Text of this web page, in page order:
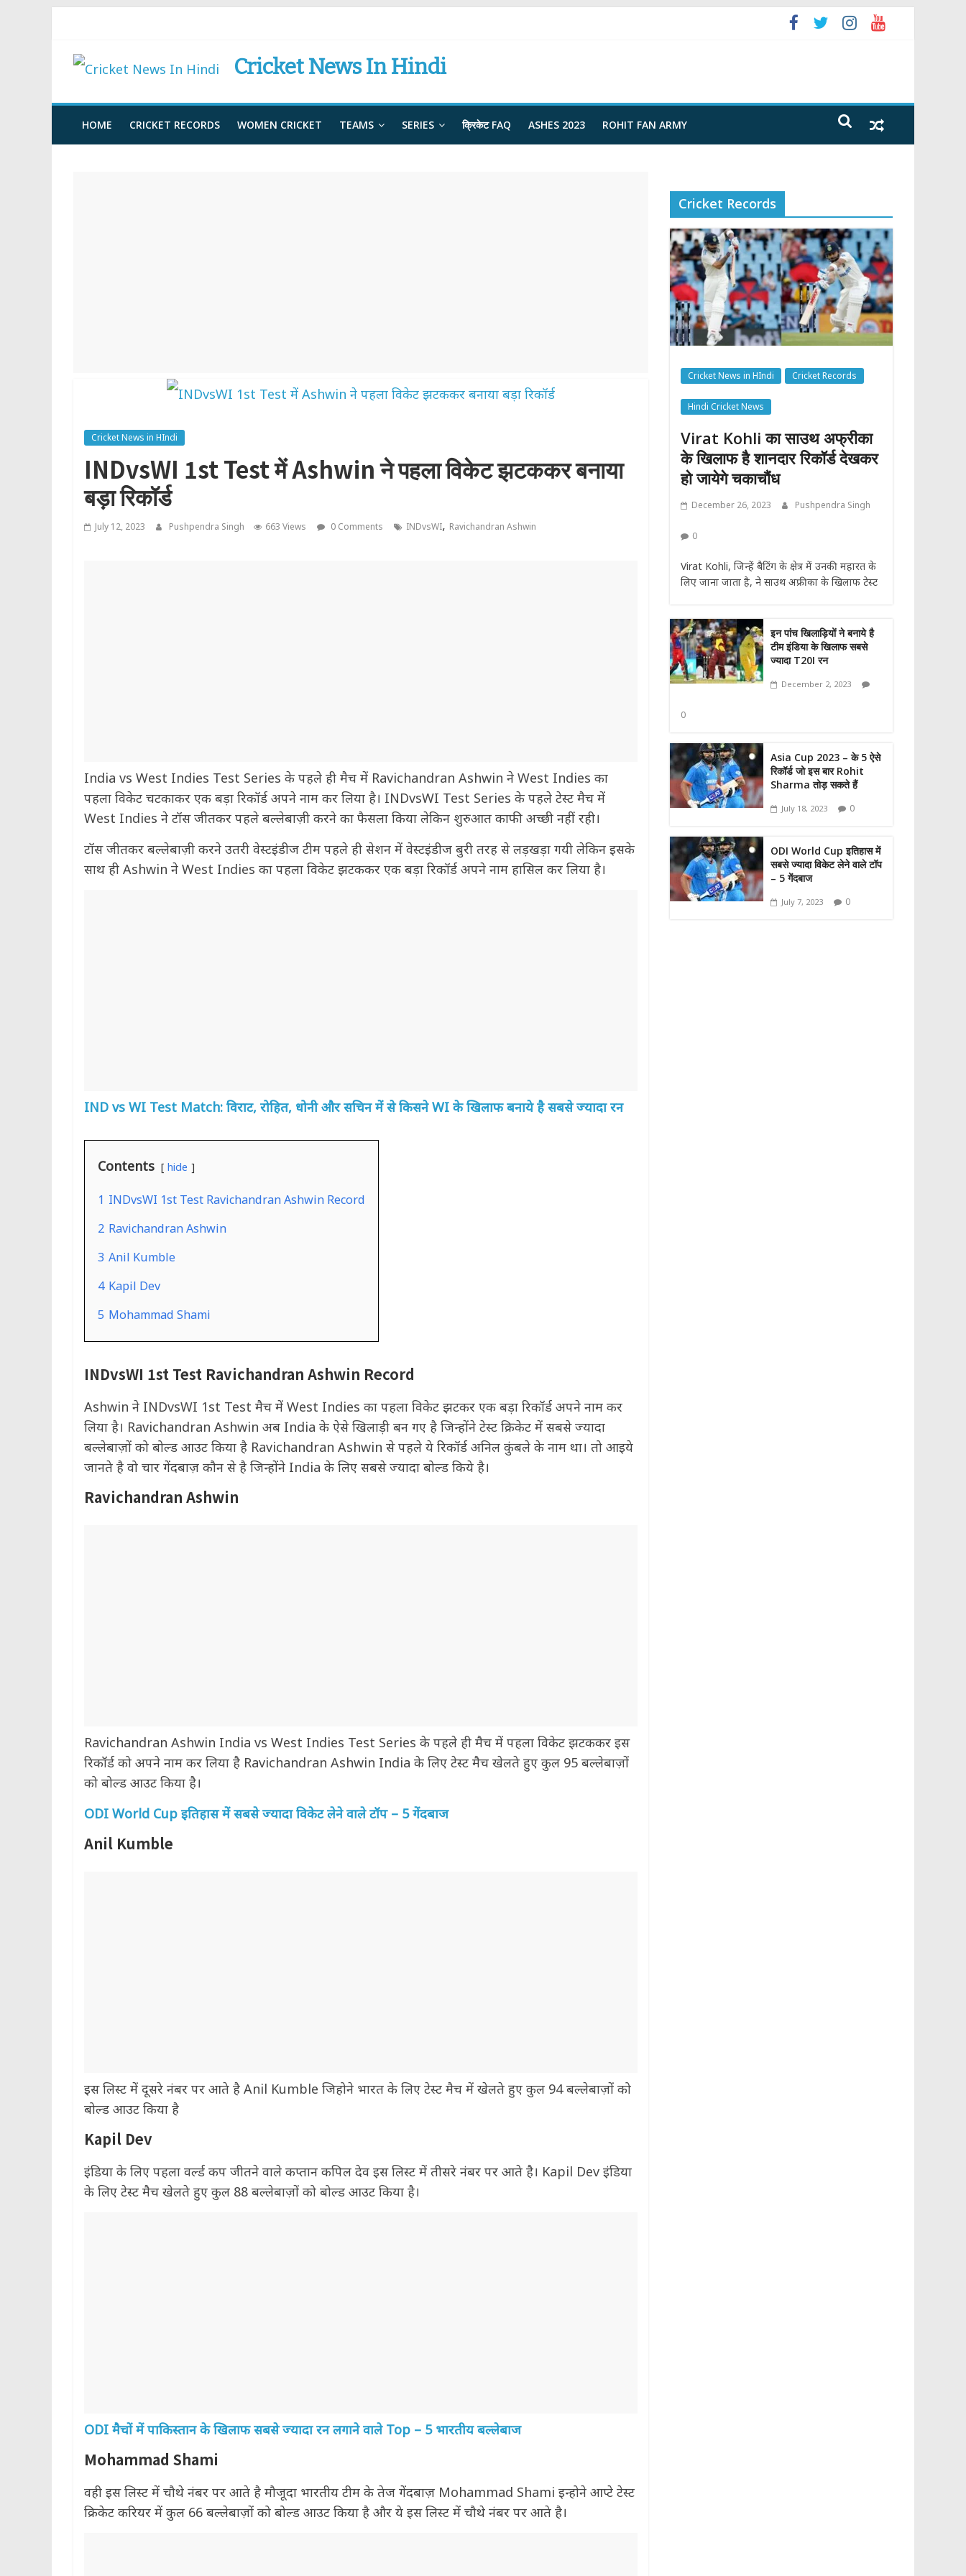
Cricket News In Hindi
HOME CRICKET RECORDS WOMEN CRICKET TEAMS SERIES क्रिकेट FAQ ASHES 2023 ROHIT FAN ARMY
Cricket News in HIndi
INDvsWI 1st Test में Ashwin ने पहला विकेट झटककर बनाया
बड़ा रिकॉर्ड
July 12, 2023 Pushpendra Singh 663 Views 0 Comments INDvsWI, Ravichandran Ashwin
India vs West Indies Test Series के पहले ही मैच में Ravichandran Ashwin ने West Indies का
पहला विकेट चटकाकर एक बड़ा रिकॉर्ड अपने नाम कर लिया है। INDvsWI Test Series के पहले टेस्ट मैच में
West Indies ने टॉस जीतकर पहले बल्लेबाज़ी करने का फैसला किया लेकिन शुरुआत काफी अच्छी नहीं रही।
टॉस जीतकर बल्लेबाज़ी करने उतरी वेस्टइंडीज टीम पहले ही सेशन में वेस्टइंडीज बुरी तरह से लड़खड़ा गयी लेकिन इसके
साथ ही Ashwin ने West Indies का पहला विकेट झटककर एक बड़ा रिकॉर्ड अपने नाम हासिल कर लिया है।
IND vs WI Test Match: विराट, रोहित, धोनी और सचिन में से किसने WI के खिलाफ बनाये है सबसे ज्यादा रन
Contents hide
1 INDvsWI 1st Test Ravichandran Ashwin Record
2 Ravichandran Ashwin
3 Anil Kumble
4 Kapil Dev
5 Mohammad Shami
INDvsWI 1st Test Ravichandran Ashwin Record
Ashwin ने INDvsWI 1st Test मैच में West Indies का पहला विकेट झटकर एक बड़ा रिकॉर्ड अपने नाम कर
लिया है। Ravichandran Ashwin अब India के ऐसे खिलाड़ी बन गए है जिन्होंने टेस्ट क्रिकेट में सबसे ज्यादा
बल्लेबाज़ों को बोल्ड आउट किया है Ravichandran Ashwin से पहले ये रिकॉर्ड अनिल कुंबले के नाम था। तो आइये
जानते है वो चार गेंदबाज़ कौन से है जिन्होंने India के लिए सबसे ज्यादा बोल्ड किये है।
Ravichandran Ashwin
Ravichandran Ashwin India vs West Indies Test Series के पहले ही मैच में पहला विकेट झटककर इस
रिकॉर्ड को अपने नाम कर लिया है Ravichandran Ashwin India के लिए टेस्ट मैच खेलते हुए कुल 95 बल्लेबाज़ों
को बोल्ड आउट किया है।
ODI World Cup इतिहास में सबसे ज्यादा विकेट लेने वाले टॉप – 5 गेंदबाज
Anil Kumble
इस लिस्ट में दूसरे नंबर पर आते है Anil Kumble जिहोने भारत के लिए टेस्ट मैच में खेलते हुए कुल 94 बल्लेबाज़ों को
बोल्ड आउट किया है
Kapil Dev
इंडिया के लिए पहला वर्ल्ड कप जीतने वाले कप्तान कपिल देव इस लिस्ट में तीसरे नंबर पर आते है। Kapil Dev इंडिया
के लिए टेस्ट मैच खेलते हुए कुल 88 बल्लेबाज़ों को बोल्ड आउट किया है।
ODI मैचों में पाकिस्तान के खिलाफ सबसे ज्यादा रन लगाने वाले Top – 5 भारतीय बल्लेबाज
Mohammad Shami
वही इस लिस्ट में चौथे नंबर पर आते है मौजूदा भारतीय टीम के तेज गेंदबाज़ Mohammad Shami इन्होने आप्टे टेस्ट
क्रिकेट करियर में कुल 66 बल्लेबाज़ों को बोल्ड आउट किया है और ये इस लिस्ट में चौथे नंबर पर आते है।
Cricket Records
Cricket News in HIndi Cricket Records
Hindi Cricket News
Virat Kohli का साउथ अफ्रीका
के खिलाफ है शानदार रिकॉर्ड देखकर
हो जायेगे चकाचौंध
December 26, 2023 Pushpendra Singh
0
Virat Kohli, जिन्हें बैटिंग के क्षेत्र में उनकी महारत के
लिए जाना जाता है, ने साउथ अफ्रीका के खिलाफ टेस्ट
इन पांच खिलाड़ियों ने बनाये है
टीम इंडिया के खिलाफ सबसे
ज्यादा T20I रन
December 2, 2023
0
Asia Cup 2023 – के 5 ऐसे
रिकॉर्ड जो इस बार Rohit
Sharma तोड़ सकते हैं
July 18, 2023 0
ODI World Cup इतिहास में
सबसे ज्यादा विकेट लेने वाले टॉप
– 5 गेंदबाज
July 7, 2023 0